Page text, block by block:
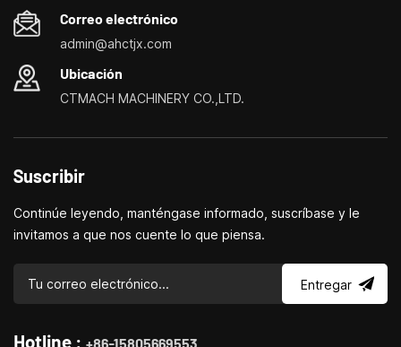
domésticos, taladradoras y fresadoras domésticas, pequeños
tornos, taladradores y fresadores multifuncionales.
Correo electrónico
admin@ahctjx.com
Ubicación
CTMACH MACHINERY CO.,LTD.
Suscribir
Continúe leyendo, manténgase informado, suscríbase y le
invitamos a que nos cuente lo que piensa.
Entregar
Hotline : +86-15805669553